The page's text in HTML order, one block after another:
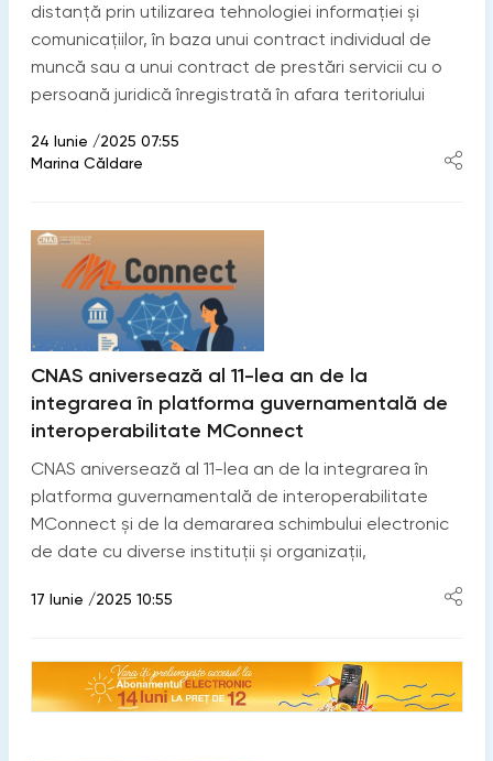
distanță prin utilizarea tehnologiei informației și
comunicațiilor, în baza unui contract individual de
muncă sau a unui contract de prestări servicii cu o
persoană juridică înregistrată în afara teritoriului
24 Iunie /2025 07:55
Marina Căldare
CNAS aniversează al 11-lea an de la
integrarea în platforma guvernamentală de
interoperabilitate MConnect
CNAS aniversează al 11-lea an de la integrarea în
platforma guvernamentală de interoperabilitate
MConnect și de la demararea schimbului electronic
de date cu diverse instituții și organizații,
17 Iunie /2025 10:55